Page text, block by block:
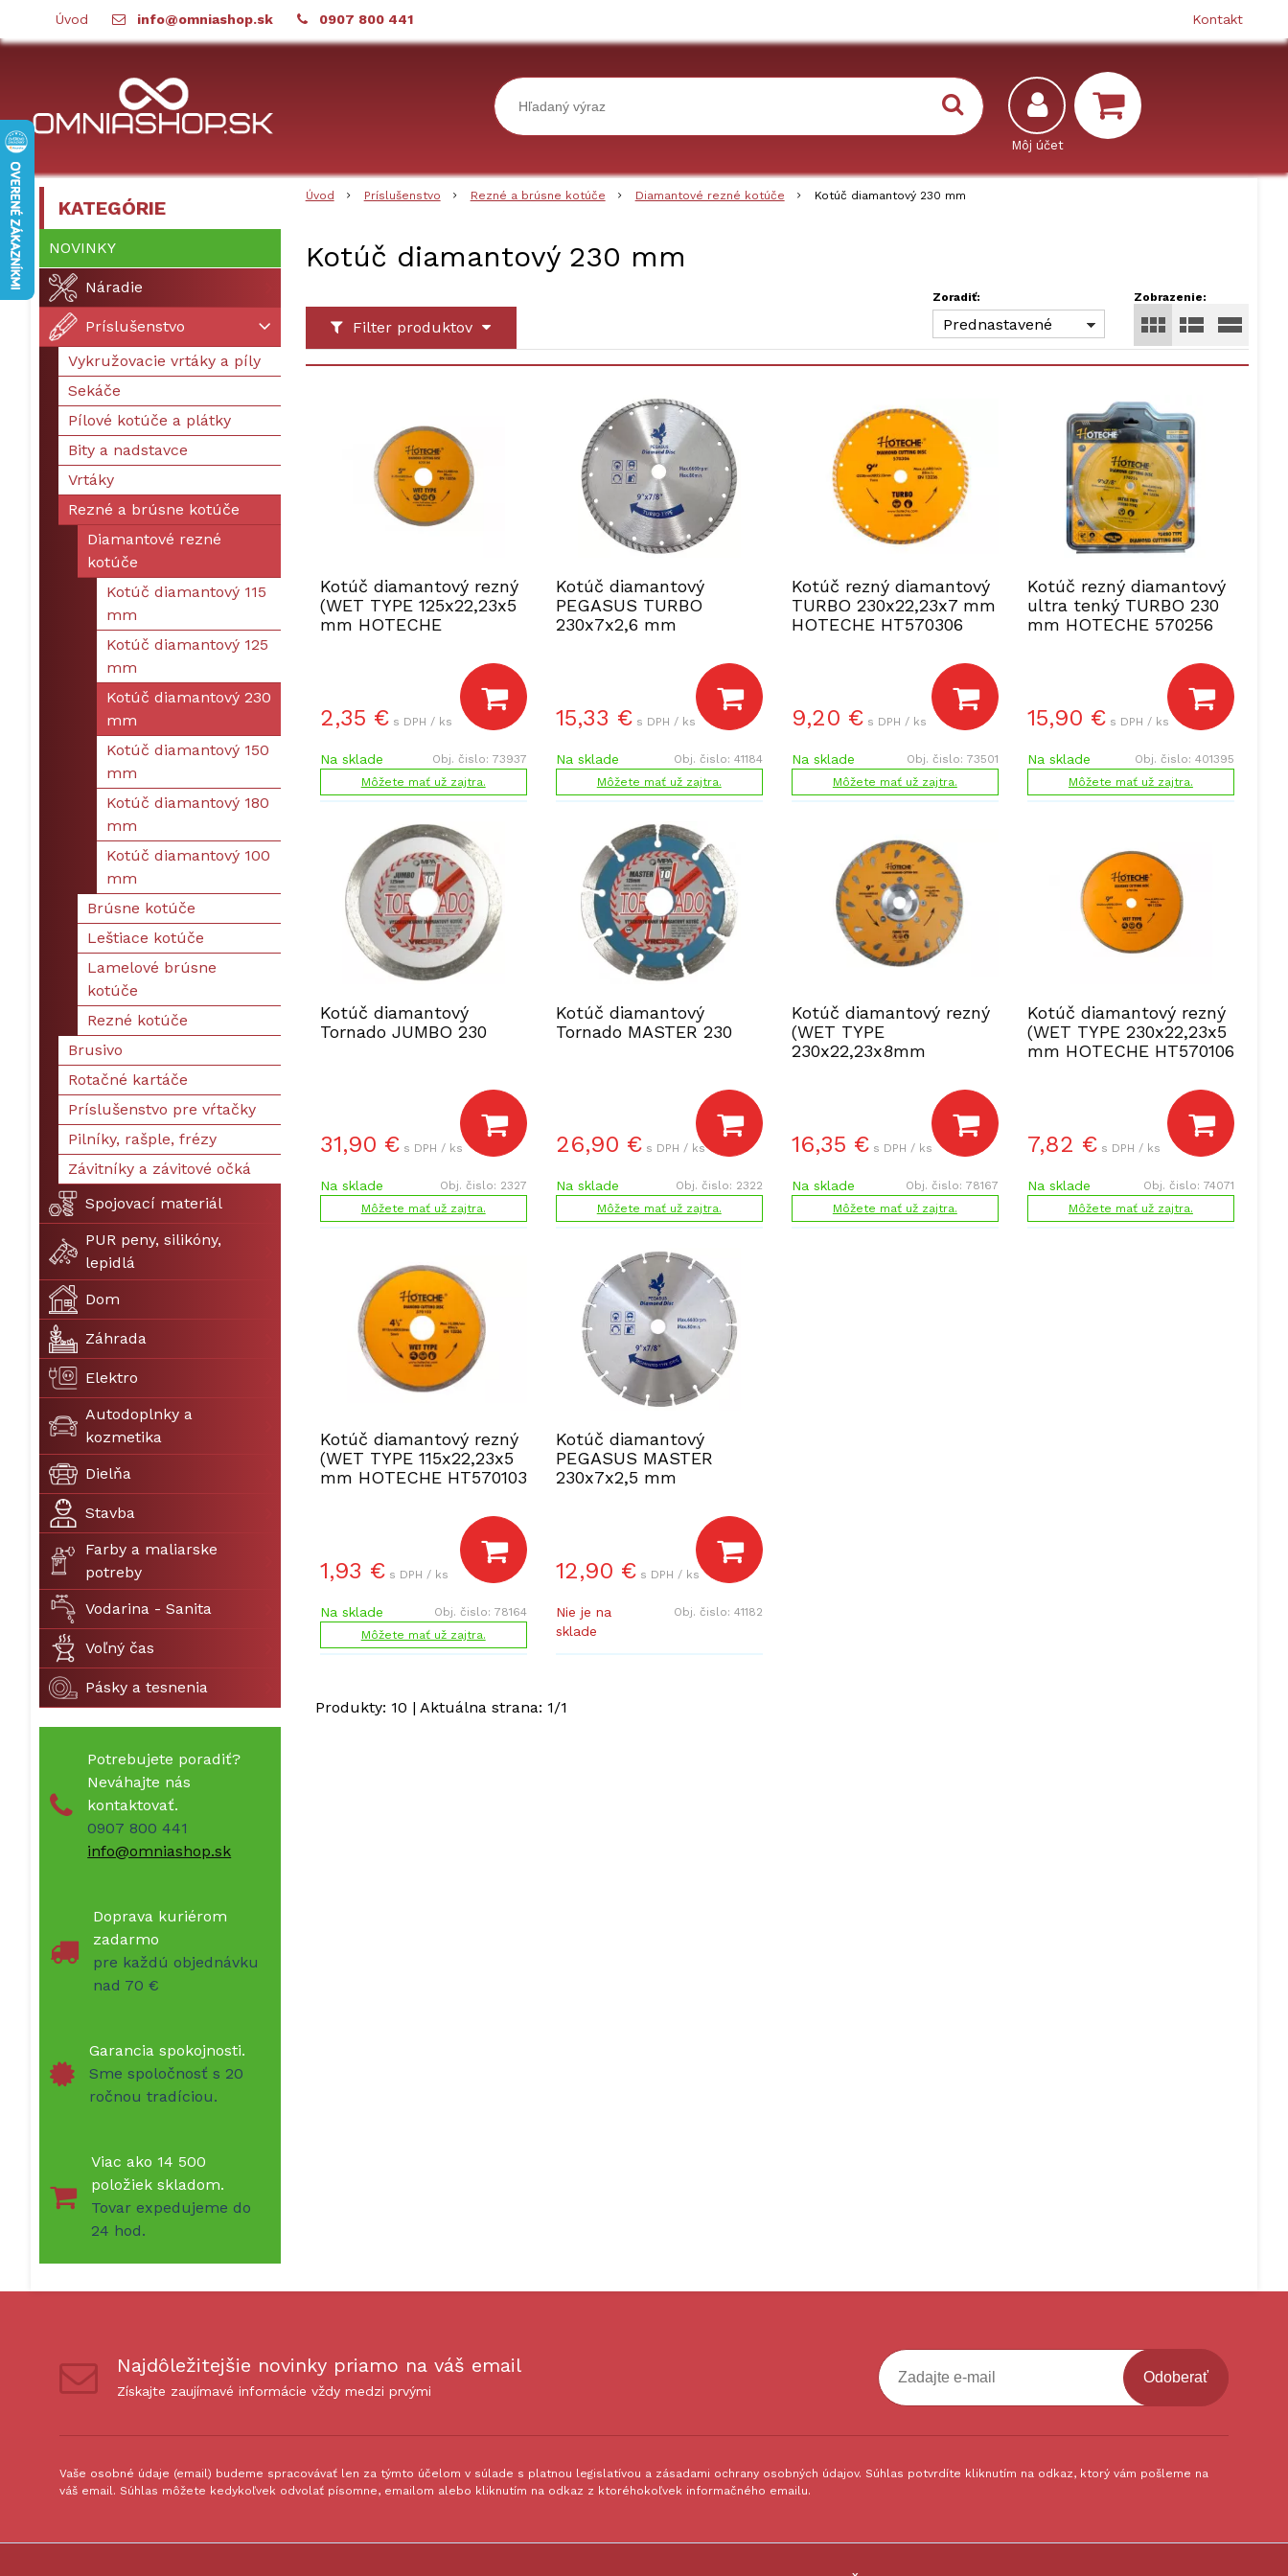
Úvod info@omniashop.sk 0907 800 441 Kontakt
Úvod Príslušenstvo Rezné a brúsne kotúče Diamantové rezné kotúče Kotúč diamantový 230 mm
Kotúč diamantový 230 mm
Filter produktov
Zobrazenie:
Zoradiť:
Prednastavené
Kotúč diamantový rezný
(WET TYPE 125x22,23x5
mm HOTECHE
2,35 € s DPH / ks
Na sklade Obj. čislo: 73937
Môžete mať už zajtra.
Kotúč diamantový
PEGASUS TURBO
230x7x2,6 mm
15,33 € s DPH / ks
Na sklade Obj. čislo: 41184
Môžete mať už zajtra.
Kotúč rezný diamantový
TURBO 230x22,23x7 mm
HOTECHE HT570306
9,20 € s DPH / ks
Na sklade Obj. čislo: 73501
Môžete mať už zajtra.
Kotúč rezný diamantový
ultra tenký TURBO 230
mm HOTECHE 570256
15,90 € s DPH / ks
Na sklade Obj. čislo: 401395
Môžete mať už zajtra.
Kotúč diamantový
Tornado JUMBO 230
31,90 € s DPH / ks
Na sklade Obj. čislo: 2327
Môžete mať už zajtra.
Kotúč diamantový
Tornado MASTER 230
26,90 € s DPH / ks
Na sklade Obj. čislo: 2322
Môžete mať už zajtra.
Kotúč diamantový rezný
(WET TYPE
230x22,23x8mm
16,35 € s DPH / ks
Na sklade Obj. čislo: 78167
Môžete mať už zajtra.
Kotúč diamantový rezný
(WET TYPE 230x22,23x5
mm HOTECHE HT570106
7,82 € s DPH / ks
Na sklade Obj. čislo: 74071
Môžete mať už zajtra.
Kotúč diamantový rezný
(WET TYPE 115x22,23x5
mm HOTECHE HT570103
1,93 € s DPH / ks
Na sklade Obj. čislo: 78164
Môžete mať už zajtra.
Kotúč diamantový
PEGASUS MASTER
230x7x2,5 mm
12,90 € s DPH / ks
Nie je na
sklade
Obj. čislo: 41182
Produkty: 10 | Aktuálna strana: 1/1
KATEGÓRIE
NOVINKY
Náradie
Príslušenstvo
Vykružovacie vrtáky a píly
Sekáče
Pílové kotúče a plátky
Bity a nadstavce
Vrtáky
Rezné a brúsne kotúče
Diamantové rezné
kotúče
Kotúč diamantový 115
mm
Kotúč diamantový 125
mm
Kotúč diamantový 230
mm
Kotúč diamantový 150
mm
Kotúč diamantový 180
mm
Kotúč diamantový 100
mm
Brúsne kotúče
Leštiace kotúče
Lamelové brúsne
kotúče
Rezné kotúče
Brusivo
Rotačné kartáče
Príslušenstvo pre vŕtačky
Pilníky, rašple, frézy
Závitníky a závitové očká
Spojovací materiál
PUR peny, silikóny,
lepidlá
Dom
Záhrada
Elektro
Autodoplnky a
kozmetika
Dielňa
Stavba
Farby a maliarske
potreby
Vodarina - Sanita
Voľný čas
Pásky a tesnenia
Potrebujete poradiť?
Neváhajte nás
kontaktovať.
0907 800 441
info@omniashop.sk
Doprava kuriérom
zadarmo
pre každú objednávku
nad 70 €
Garancia spokojnosti.
Sme spoločnosť s 20
ročnou tradíciou.
Viac ako 14 500
položiek skladom.
Tovar expedujeme do
24 hod.
Najdôležitejšie novinky priamo na váš email
Získajte zaujímavé informácie vždy medzi prvými
Odoberať
Vaše osobné údaje (email) budeme spracovávať len za týmto účelom v súlade s platnou legislatívou a zásadami ochrany osobných údajov. Súhlas potvrdíte kliknutím na odkaz, ktorý vám pošleme na
váš email. Súhlas môžete kedykoľvek odvolať písomne, emailom alebo kliknutím na odkaz z ktoréhokoľvek informačného emailu.